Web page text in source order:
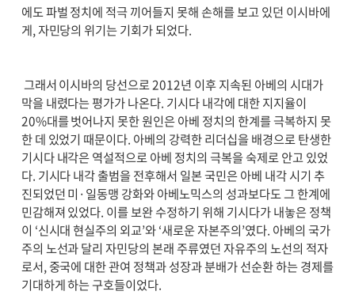
에도 파벌 정치에 적극 끼어들지 못해 손해를 보고 있던 이시바에
게, 자민당의 위기는 기회가 되었다.
그래서 이시바의 당선으로 2012년 이후 지속된 아베의 시대가
막을 내렸다는 평가가 나온다. 기시다 내각에 대한 지지율이
20%대를 벗어나지 못한 원인은 아베 정치의 한계를 극복하지 못
한 데 있었기 때문이다. 아베의 강력한 리더십을 배경으로 탄생한
기시다 내각은 역설적으로 아베 정치의 극복을 숙제로 안고 있었
다. 기시다 내각 출범을 전후해서 일본 국민은 아베 내각 시기 추
진되었던 미·일동맹 강화와 아베노믹스의 성과보다도 그 한계에
민감해져 있었다. 이를 보완 수정하기 위해 기시다가 내놓은 정책
이 ‘신시대 현실주의 외교’와 ‘새로운 자본주의’였다. 아베의 국가
주의 노선과 달리 자민당의 본래 주류였던 자유주의 노선의 적자
로서, 중국에 대한 관여 정책과 성장과 분배가 선순환 하는 경제를
기대하게 하는 구호들이었다.